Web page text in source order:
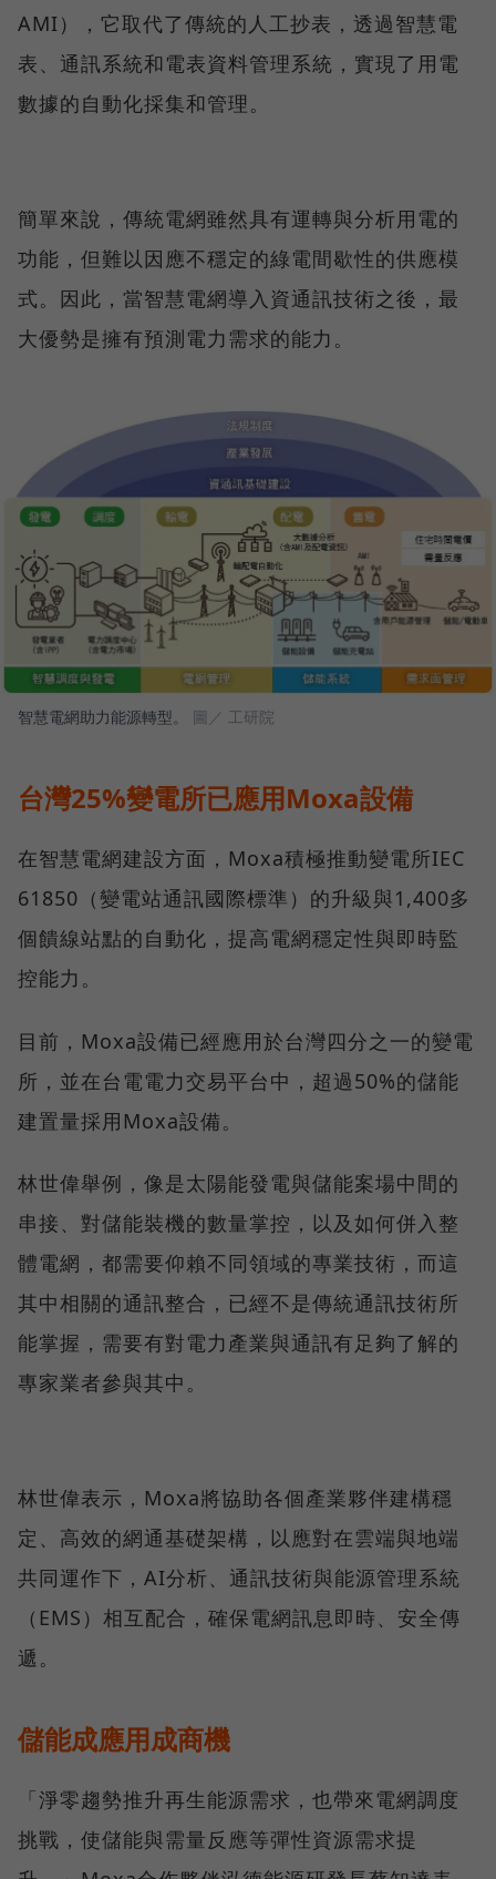
AMI），它取代了傳統的人工抄表，透過智慧電
表、通訊系統和電表資料管理系統，實現了用電
數據的自動化採集和管理。
簡單來說，傳統電網雖然具有運轉與分析用電的
功能，但難以因應不穩定的綠電間歇性的供應模
式。因此，當智慧電網導入資通訊技術之後，最
大優勢是擁有預測電力需求的能力。
智慧電網助力能源轉型。 圖／ 工研院
台灣25%變電所已應用Moxa設備
在智慧電網建設方面，Moxa積極推動變電所IEC
61850（變電站通訊國際標準）的升級與1,400多
個饋線站點的自動化，提高電網穩定性與即時監
控能力。
目前，Moxa設備已經應用於台灣四分之一的變電
所，並在台電電力交易平台中，超過50%的儲能
建置量採用Moxa設備。
林世偉舉例，像是太陽能發電與儲能案場中間的
串接、對儲能裝機的數量掌控，以及如何併入整
體電網，都需要仰賴不同領域的專業技術，而這
其中相關的通訊整合，已經不是傳統通訊技術所
能掌握，需要有對電力產業與通訊有足夠了解的
專家業者參與其中。
林世偉表示，Moxa將協助各個產業夥伴建構穩
定、高效的網通基礎架構，以應對在雲端與地端
共同運作下，AI分析、通訊技術與能源管理系統
（EMS）相互配合，確保電網訊息即時、安全傳
遞。
儲能成應用成商機
「淨零趨勢推升再生能源需求，也帶來電網調度
挑戰，使儲能與需量反應等彈性資源需求提